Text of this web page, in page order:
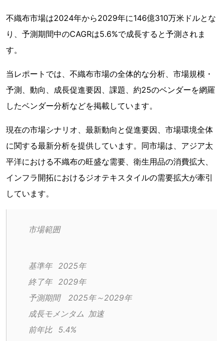
不織布市場は2024年から2029年に146億310万米ドルとな
り、予測期間中のCAGRは5.6%で成長すると予測されま
す。
当レポートでは、不織布市場の全体的な分析、市場規模・
予測、動向、成長促進要因、課題、約25のベンダーを網羅
したベンダー分析などを掲載しています。
現在の市場シナリオ、最新動向と促進要因、市場環境全体
に関する最新分析を提供しています。同市場は、アジア太
平洋における不織布の旺盛な需要、衛生用品の消費拡大、
インフラ開拓におけるジオテキスタイルの需要拡大が牽引
しています。
市場範囲
基準年	2025年
終了年	2029年
予測期間	2025年～2029年
成長モメンタム	加速
前年比	5.4%